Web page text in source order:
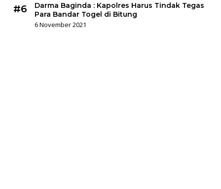
#6
Darma Baginda : Kapolres Harus Tindak Tegas
Para Bandar Togel di Bitung
6 November 2021